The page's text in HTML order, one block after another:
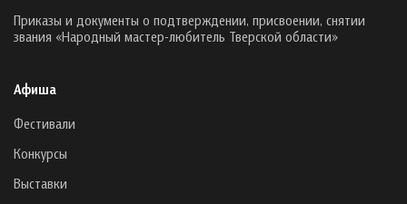
Приказы и документы о подтверждении, присвоении, снятии
звания «Народный мастер-любитель Тверской области»
Афиша
Фестивали
Конкурсы
Выставки